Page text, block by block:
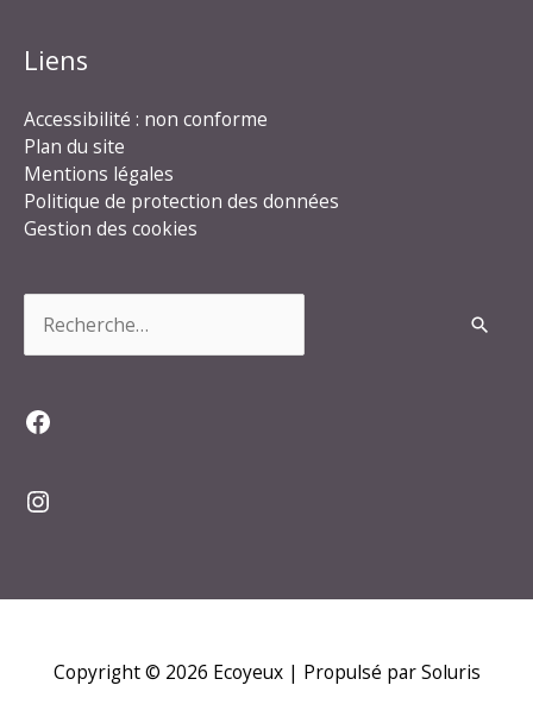
Liens
Accessibilité : non conforme
Plan du site
Mentions légales
Politique de protection des données
Gestion des cookies
Facebook
Instagram
Copyright © 2026 Ecoyeux| Propulsé par Soluris